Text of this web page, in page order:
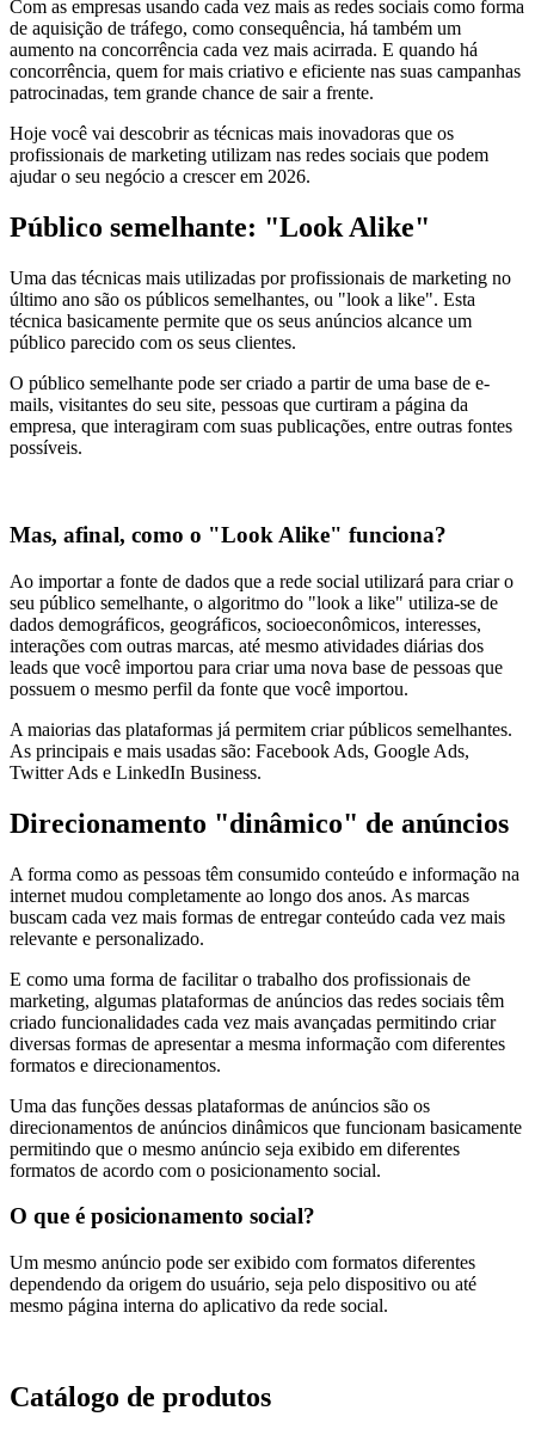
Com as empresas usando cada vez mais as redes sociais como forma
de aquisição de tráfego, como consequência, há também um
aumento na concorrência cada vez mais acirrada. E quando há
concorrência, quem for mais criativo e eficiente nas suas campanhas
patrocinadas, tem grande chance de sair a frente.
Hoje você vai descobrir as técnicas mais inovadoras que os
profissionais de marketing utilizam nas redes sociais que podem
ajudar o seu negócio a crescer em 2026.
Público semelhante: "Look Alike"
Uma das técnicas mais utilizadas por profissionais de marketing no
último ano são os públicos semelhantes, ou "look a like". Esta
técnica basicamente permite que os seus anúncios alcance um
público parecido com os seus clientes.
O público semelhante pode ser criado a partir de uma base de e-
mails, visitantes do seu site, pessoas que curtiram a página da
empresa, que interagiram com suas publicações, entre outras fontes
possíveis.
Mas, afinal, como o "Look Alike" funciona?
Ao importar a fonte de dados que a rede social utilizará para criar o
seu público semelhante, o algoritmo do "look a like" utiliza-se de
dados demográficos, geográficos, socioeconômicos, interesses,
interações com outras marcas, até mesmo atividades diárias dos
leads que você importou para criar uma nova base de pessoas que
possuem o mesmo perfil da fonte que você importou.
A maiorias das plataformas já permitem criar públicos semelhantes.
As principais e mais usadas são: Facebook Ads, Google Ads,
Twitter Ads e LinkedIn Business.
Direcionamento "dinâmico" de anúncios
A forma como as pessoas têm consumido conteúdo e informação na
internet mudou completamente ao longo dos anos. As marcas
buscam cada vez mais formas de entregar conteúdo cada vez mais
relevante e personalizado.
E como uma forma de facilitar o trabalho dos profissionais de
marketing, algumas plataformas de anúncios das redes sociais têm
criado funcionalidades cada vez mais avançadas permitindo criar
diversas formas de apresentar a mesma informação com diferentes
formatos e direcionamentos.
Uma das funções dessas plataformas de anúncios são os
direcionamentos de anúncios dinâmicos que funcionam basicamente
permitindo que o mesmo anúncio seja exibido em diferentes
formatos de acordo com o posicionamento social.
O que é posicionamento social?
Um mesmo anúncio pode ser exibido com formatos diferentes
dependendo da origem do usuário, seja pelo dispositivo ou até
mesmo página interna do aplicativo da rede social.
Catálogo de produtos